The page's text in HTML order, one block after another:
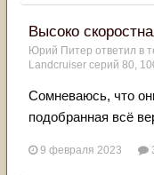
Высоко
Юрий Питер ответил в
Landcruiser серий 80,
Сомневаюсь, что
подобранная всё
9 февраля 2023